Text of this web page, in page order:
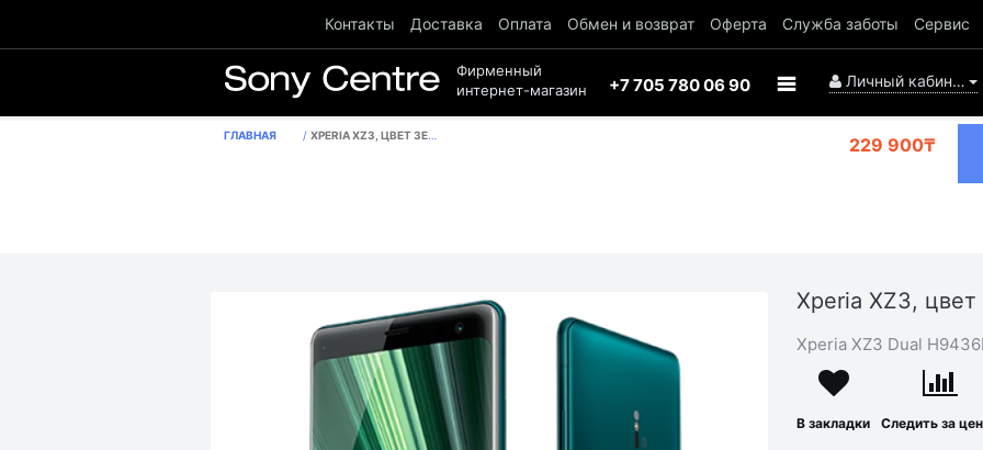
Контакты Доставка Оплата Обмен и возврат Оферта Служба заботы Сервис
Фирменный
интернет-магазин
+7 705 780 06 90 Личный кабинет
ГЛАВНАЯ XPERIA XZ3, ЦВЕТ ЗЕЛЕНЫЙ 229 900₸
Xperia XZ3,
Xperia XZ3 Dual
В закладки Следить за